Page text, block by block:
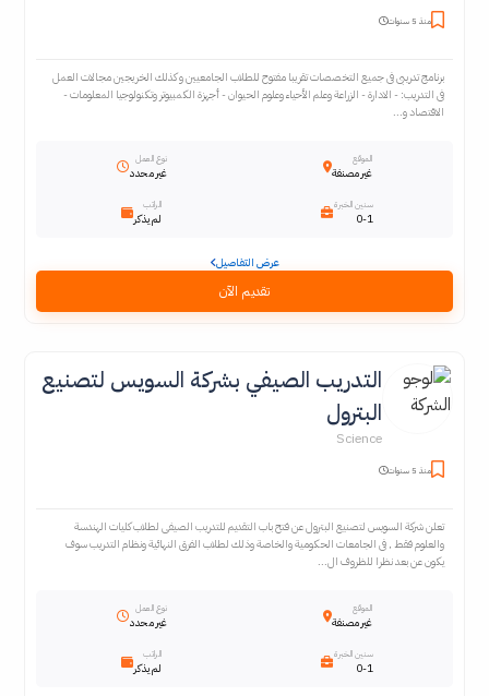
منذ 5 سنوات
برنامج تدريبى فى جميع التخصصات تقريبا مفتوح للطلاب الجامعيين و كذلك الخريجين مجالات العمل
فى التدريب: - الادارة - الزراعة وعلم الأحياء وعلوم الحيوان - أجهزة الكمبيوتر وتكنولوجيا المعلومات -
الاقتصاد و...
الموقع
غير مصنفة
نوع العمل
غير محدد
سنين الخبرة
0-1
الراتب
لم يذكر
عرض التفاصيل
تقديم الآن
التدريب الصيفي بشركة السويس لتصنيع
البترول
Science
منذ 5 سنوات
تعلن شركة السويس لتصنيع البترول عن فتح باب التقديم للتدريب الصيفى لطلاب كليات الهندسة
والعلوم فقط , فى الجامعات الحكومية والخاصة وذلك لطلاب الفرق النهائية ونظام التدريب سوف
يكون عن بعد نظرا للظروف ال...
الموقع
غير مصنفة
نوع العمل
غير محدد
سنين الخبرة
0-1
الراتب
لم يذكر